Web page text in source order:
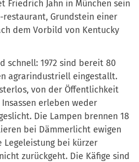
Friedrich Jahn in München sein
restaurant, Grundstein einer
dem Vorbild von Kentucky
schnell: 1972 sind bereit 80
agrarindustriell eingestallt.
von der Öffentlichkeit
erleben weder
Die Lampen brennen 18
bei Dämmerlicht ewigen
Legeleistung bei kürzer
zurückgeht. Die Käfige sind